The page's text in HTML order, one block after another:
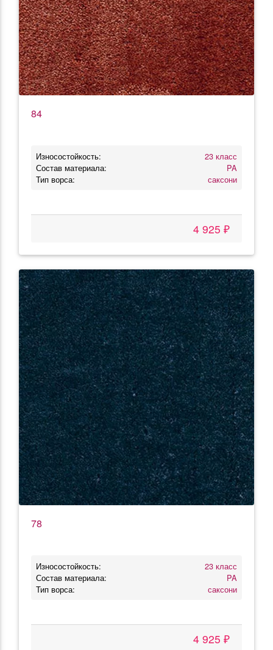
84
Износостойкость:
23 класс
Состав материала:
PA
Тип ворса:
саксони
4 925 ₽
78
Износостойкость:
23 класс
Состав материала:
PA
Тип ворса:
саксони
4 925 ₽